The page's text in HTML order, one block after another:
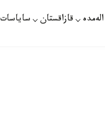
الەمدە قازاقستان ساياسات